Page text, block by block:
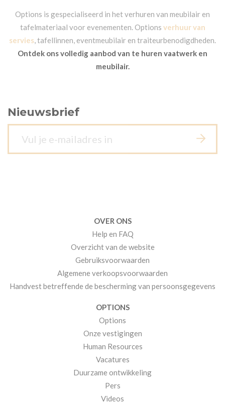
Options is gespecialiseerd in het verhuren van meubilair en
tafelmateriaal voor evenementen. Options verhuur van
servies, tafellinnen, eventmeubilair en traiteurbenodigdheden.
Ontdek ons volledig aanbod van te huren vaatwerk en
meubilair.
Nieuwsbrief
OVER ONS
Help en FAQ
Overzicht van de website
Gebruiksvoorwaarden
Algemene verkoopsvoorwaarden
Handvest betreffende de bescherming van persoonsgegevens
OPTIONS
Options
Onze vestigingen
Human Resources
Vacatures
Duurzame ontwikkeling
Pers
Videos